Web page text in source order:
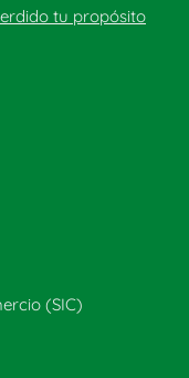
tu propósito
(SIC)